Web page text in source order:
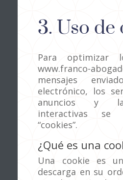
3. Uso de
Para optimizar
www.franco-
mensajes
electrónico, los
anuncios y
interactivas se
“cookies”.
¿Qué es una
Una cookie es
descarga en su